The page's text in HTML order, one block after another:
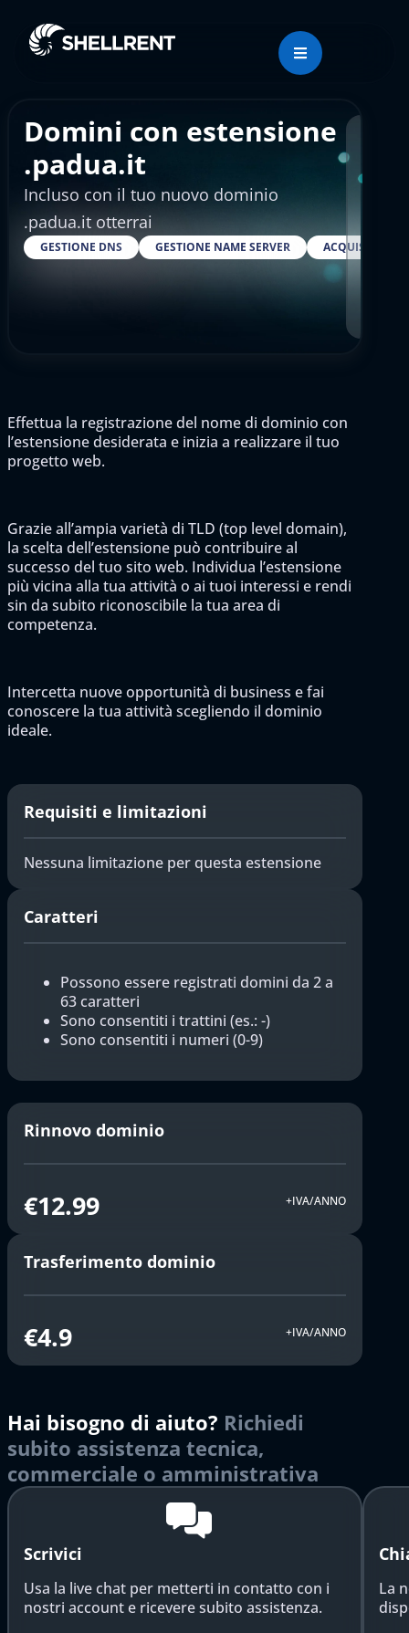
Domini con estensione
.padua.it
Incluso con il tuo nuovo dominio
.padua.it otterrai
GESTIONE DNS GESTIONE NAME SERVER ACQUISTARE
Effettua la registrazione del nome di dominio con
l’estensione desiderata e inizia a realizzare il tuo
progetto web.
Grazie all’ampia varietà di TLD (top level domain),
la scelta dell’estensione può contribuire al
successo del tuo sito web. Individua l’estensione
più vicina alla tua attività o ai tuoi interessi e rendi
sin da subito riconoscibile la tua area di
competenza.
Intercetta nuove opportunità di business e fai
conoscere la tua attività scegliendo il dominio
ideale.
Requisiti e limitazioni
Nessuna limitazione per questa estensione
Caratteri
Possono essere registrati domini da 2 a
63 caratteri
Sono consentiti i trattini (es.: -)
Sono consentiti i numeri (0-9)
Rinnovo dominio
€12.99 +IVA/ANNO
Trasferimento dominio
€4.9 +IVA/ANNO
Hai bisogno di aiuto? Richiedi
subito assistenza tecnica,
commerciale o amministrativa
Scrivici
Usa la live chat per metterti in contatto con i
nostri account e ricevere subito assistenza.
La